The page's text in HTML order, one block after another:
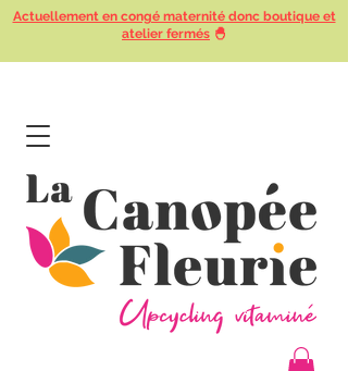
Actuellement en congé maternité donc boutique et
atelier fermés 🐣